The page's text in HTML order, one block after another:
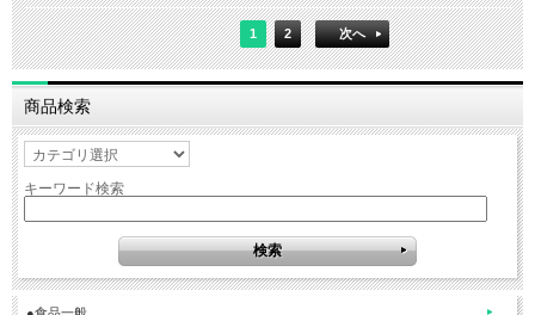
1 2 次へ
商品検索
キーワード検索